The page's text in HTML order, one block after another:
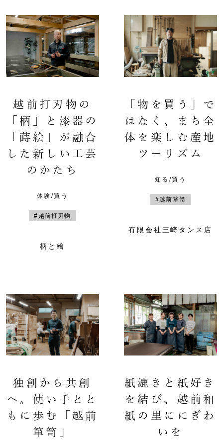
越前打刃物の
「柄」と漆器の
「蒔絵」が融合
した新しい工芸
のかたち
体験/買う
#越前打刃物
柄と繪
「物を買う」で
はなく、まち全
体を楽しむ産地
ツーリズム
知る/買う
#越前箪笥
有限会社三崎タンス店
独創から共創
へ。使い手とと
もに歩む「越前
箪笥」
紙漉きと紙好き
を結び、越前和
紙の里ににぎわ
いを